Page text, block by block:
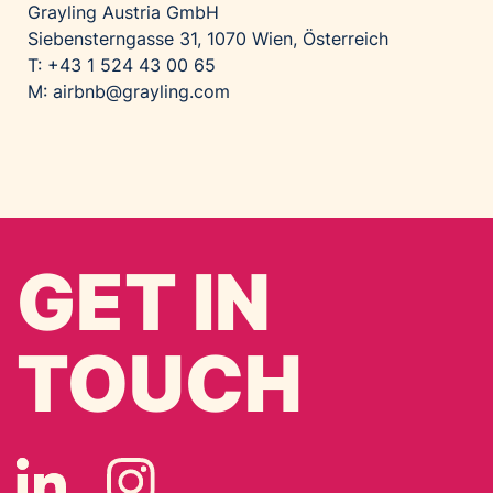
Grayling Austria GmbH
Siebensterngasse 31, 1070 Wien, Österreich
T: +43 1 524 43 00 65
M: airbnb@grayling.com
GET IN
TOUCH